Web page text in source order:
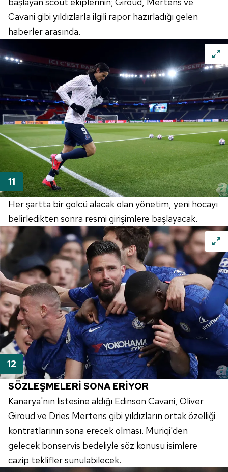
Cavani gibi yıldızlarIa ilgili rapor hazırladığı gelen
haberler arasında.
Her şartta bir golcü alacak olan yönetim, yeni hocayı
belirledikten sonra resmi girişimlere başlayacak.
SÖZLEŞMELERİ SONA ERİYOR
Kanarya'nın listesine aldığı Edinson Cavani , Oliver
Giroud ve Dries Mertens gibi yıldızların ortak özelliği
kontratlarının sona erecek olması. Muriqi'den
gelecek bonservis bedeliyle söz konusu isimlere
cazip teklifler sunulabilecek.